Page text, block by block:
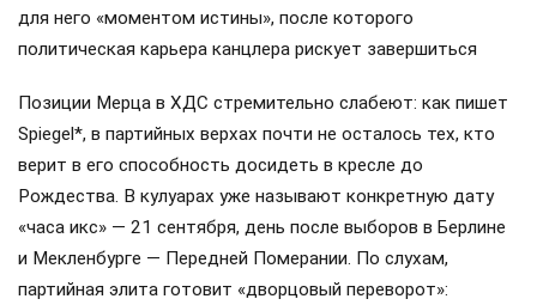
для него «моментом истины», после которого
политическая карьера канцлера рискует завершиться
Позиции Мерца в ХДС стремительно слабеют: как пишет
Spiegel*, в партийных верхах почти не осталось тех, кто
верит в его способность досидеть в кресле до
Рождества. В кулуарах уже называют конкретную дату
«часа икс» — 21 сентября, день после выборов в Берлине
и Мекленбурге — Передней Померании. По слухам,
партийная элита готовит «дворцовый переворот»: